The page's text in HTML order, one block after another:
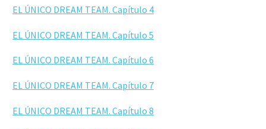
EL ÚNICO DREAM TEAM. Capítulo 4
EL ÚNICO DREAM TEAM. Capítulo 5
EL ÚNICO DREAM TEAM. Capítulo 6
EL ÚNICO DREAM TEAM. Capítulo 7
EL ÚNICO DREAM TEAM. Capítulo 8